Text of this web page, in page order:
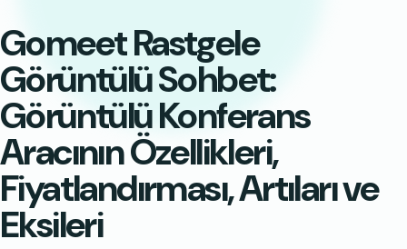
Gomeet Rastgele
Görüntülü Sohbet:
Görüntülü Konferans
Aracının Özellikleri,
Fiyatlandırması, Artıları ve
Eksileri